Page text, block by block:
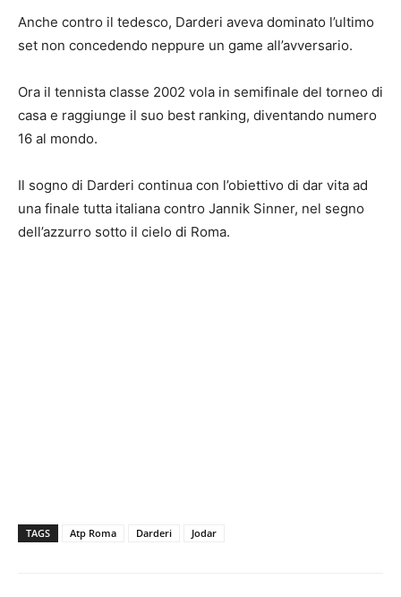
Anche contro il tedesco, Darderi aveva dominato l’ultimo
set non concedendo neppure un game all’avversario.
Ora il tennista classe 2002 vola in semifinale del torneo di
casa e raggiunge il suo best ranking, diventando numero
16 al mondo.
Il sogno di Darderi continua con l’obiettivo di dar vita ad
una finale tutta italiana contro Jannik Sinner, nel segno
dell’azzurro sotto il cielo di Roma.
TAGS Atp Roma Darderi Jodar